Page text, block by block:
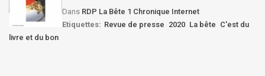
Dans RDP La Bête 1 Chronique Internet
Etiquettes: Revue de presse 2020 La bête C'est du
livre et du bon